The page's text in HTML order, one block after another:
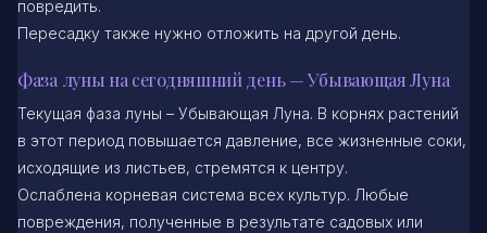
повредить.
Пересадку также нужно отложить на другой день.
Фаза луны на сегодняшний день — Убывающая Луна
Текущая фаза луны – Убывающая Луна. В корнях растений
в этот период повышается давление, все жизненные соки,
исходящие из листьев, стремятся к центру.
Ослаблена корневая система всех культур. Любые
повреждения, полученные в результате садовых или